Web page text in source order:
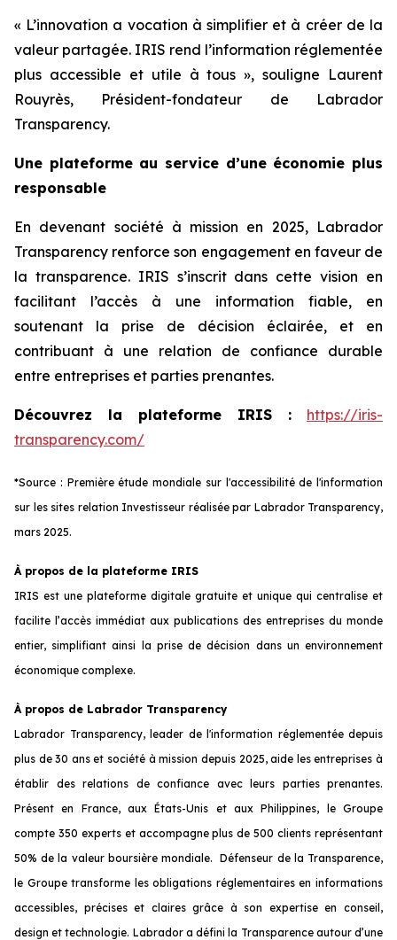
« L’innovation a vocation à simplifier et à créer de la
valeur partagée. IRIS rend l’information réglementée
plus accessible et utile à tous », souligne Laurent
Rouyrès, Président-fondateur de Labrador
Transparency.
Une plateforme au service d’une économie plus
responsable
En devenant société à mission en 2025, Labrador
Transparency renforce son engagement en faveur de
la transparence. IRIS s’inscrit dans cette vision en
facilitant l’accès à une information fiable, en
soutenant la prise de décision éclairée, et en
contribuant à une relation de confiance durable
entre entreprises et parties prenantes.
Découvrez la plateforme IRIS :
https://iris-
transparency.com/
*Source : Première étude mondiale sur l'accessibilité de l'information
sur les sites relation Investisseur réalisée par Labrador Transparency,
mars 2025.
À propos de la plateforme IRIS
IRIS est une plateforme digitale gratuite et unique qui centralise et
facilite l’accès immédiat aux publications des entreprises du monde
entier, simplifiant ainsi la prise de décision dans un environnement
économique complexe.
À propos de Labrador Transparency
Labrador Transparency, leader de l'information réglementée depuis
plus de 30 ans et société à mission depuis 2025, aide les entreprises à
établir des relations de confiance avec leurs parties prenantes.
Présent en France, aux États-Unis et aux Philippines, le Groupe
compte 350 experts et accompagne plus de 500 clients représentant
50% de la valeur boursière mondiale. Défenseur de la Transparence,
le Groupe transforme les obligations réglementaires en informations
accessibles, précises et claires grâce à son expertise en conseil,
design et technologie. Labrador a défini la Transparence autour d’une